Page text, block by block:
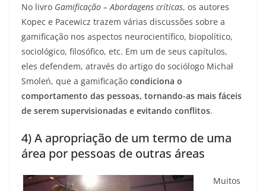
No livro Gamificação – Abordagens críticas, os autores
Kopec e Pacewicz trazem várias discussões sobre a
gamificação nos aspectos neurocientífico, biopolítico,
sociológico, filosófico, etc. Em um de seus capítulos,
eles defendem, através do artigo do sociólogo Michał
Smoleń, que a gamificação condiciona o
comportamento das pessoas, tornando-as mais fáceis
de serem supervisionadas e evitando conflitos.
4) A apropriação de um termo de uma
área por pessoas de outras áreas
Muitos